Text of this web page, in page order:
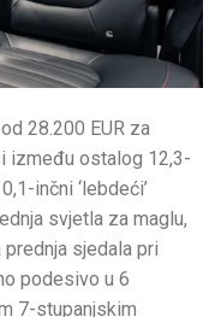
28.200 EUR za
između ostalog 12,3-
inčni ‘lebdeći’
svjetla za maglu,
sjedala pri
podesivo u 6
7-stupanjskim